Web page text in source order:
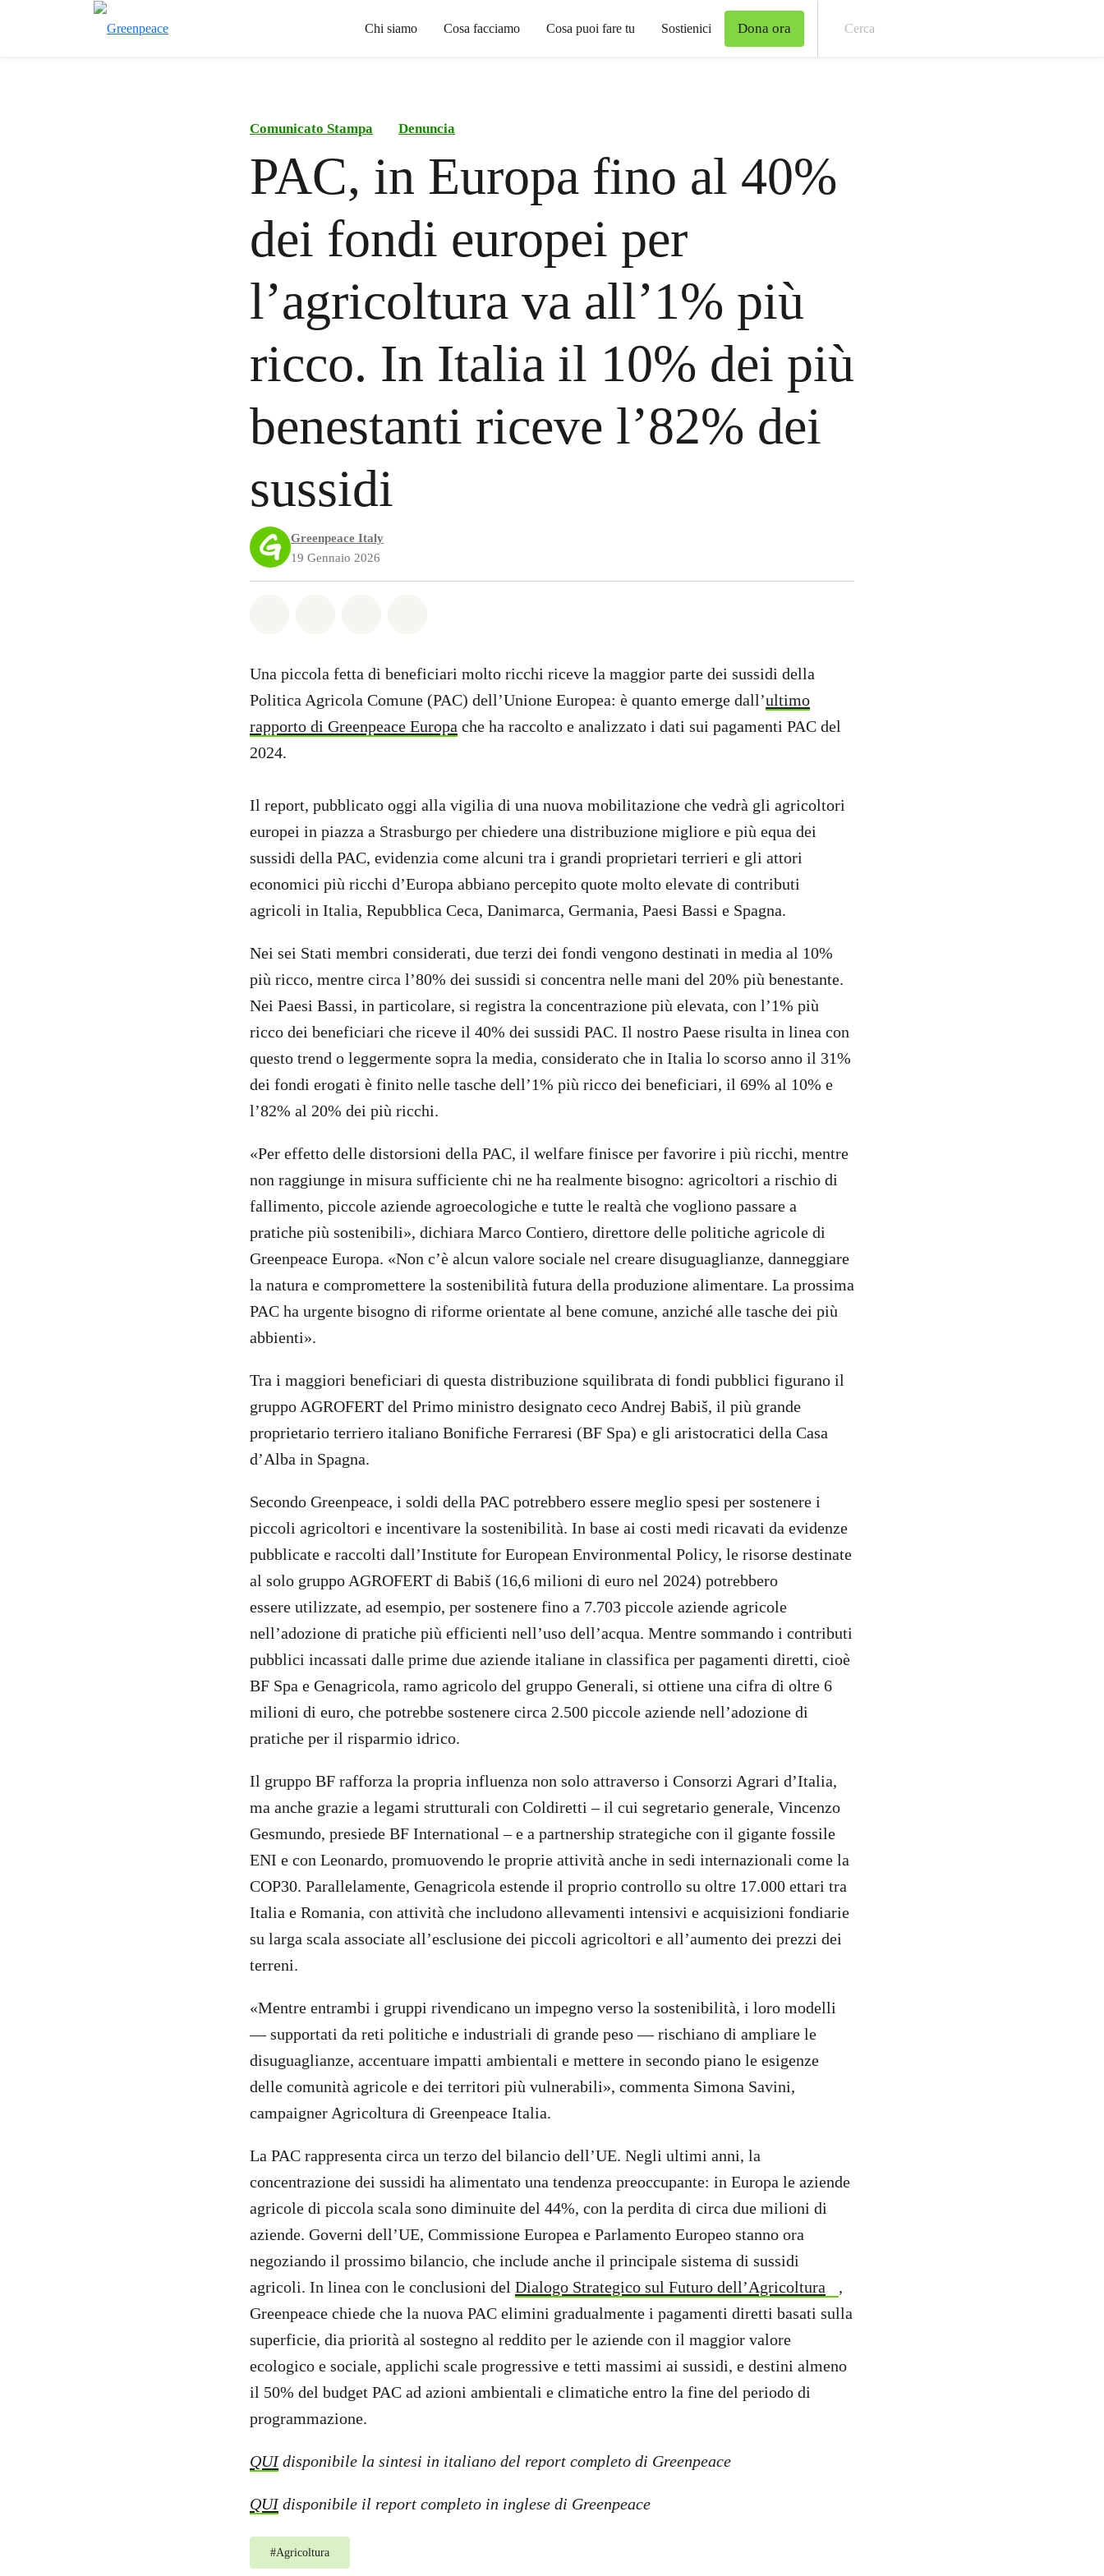
Chi siamo Cosa facciamo Cosa puoi fare tu Sostienici Dona ora
Comunicato Stampa Denuncia
PAC, in Europa fino al 40%
dei fondi europei per
l’agricoltura va all’1% più
ricco. In Italia il 10% dei più
benestanti riceve l’82% dei
sussidi
Greenpeace Italy
19 Gennaio 2026
Una piccola fetta di beneficiari molto ricchi riceve la maggior parte dei sussidi della
Politica Agricola Comune (PAC) dell’Unione Europea: è quanto emerge dall’ultimo
rapporto di Greenpeace Europa che ha raccolto e analizzato i dati sui pagamenti PAC del
2024.
Il report, pubblicato oggi alla vigilia di una nuova mobilitazione che vedrà gli agricoltori
europei in piazza a Strasburgo per chiedere una distribuzione migliore e più equa dei
sussidi della PAC, evidenzia come alcuni tra i grandi proprietari terrieri e gli attori
economici più ricchi d’Europa abbiano percepito quote molto elevate di contributi
agricoli in Italia, Repubblica Ceca, Danimarca, Germania, Paesi Bassi e Spagna.
Nei sei Stati membri considerati, due terzi dei fondi vengono destinati in media al 10%
più ricco, mentre circa l’80% dei sussidi si concentra nelle mani del 20% più benestante.
Nei Paesi Bassi, in particolare, si registra la concentrazione più elevata, con l’1% più
ricco dei beneficiari che riceve il 40% dei sussidi PAC. Il nostro Paese risulta in linea con
questo trend o leggermente sopra la media, considerato che in Italia lo scorso anno il 31%
dei fondi erogati è finito nelle tasche dell’1% più ricco dei beneficiari, il 69% al 10% e
l’82% al 20% dei più ricchi.
«Per effetto delle distorsioni della PAC, il welfare finisce per favorire i più ricchi, mentre
non raggiunge in misura sufficiente chi ne ha realmente bisogno: agricoltori a rischio di
fallimento, piccole aziende agroecologiche e tutte le realtà che vogliono passare a
pratiche più sostenibili», dichiara Marco Contiero, direttore delle politiche agricole di
Greenpeace Europa. «Non c’è alcun valore sociale nel creare disuguaglianze, danneggiare
la natura e compromettere la sostenibilità futura della produzione alimentare. La prossima
PAC ha urgente bisogno di riforme orientate al bene comune, anziché alle tasche dei più
abbienti».
Tra i maggiori beneficiari di questa distribuzione squilibrata di fondi pubblici figurano il
gruppo AGROFERT del Primo ministro designato ceco Andrej Babiš, il più grande
proprietario terriero italiano Bonifiche Ferraresi (BF Spa) e gli aristocratici della Casa
d’Alba in Spagna.
Secondo Greenpeace, i soldi della PAC potrebbero essere meglio spesi per sostenere i
piccoli agricoltori e incentivare la sostenibilità. In base ai costi medi ricavati da evidenze
pubblicate e raccolti dall’Institute for European Environmental Policy, le risorse destinate
al solo gruppo AGROFERT di Babiš (16,6 milioni di euro nel 2024) potrebbero
essere utilizzate, ad esempio, per sostenere fino a 7.703 piccole aziende agricole
nell’adozione di pratiche più efficienti nell’uso dell’acqua. Mentre sommando i contributi
pubblici incassati dalle prime due aziende italiane in classifica per pagamenti diretti, cioè
BF Spa e Genagricola, ramo agricolo del gruppo Generali, si ottiene una cifra di oltre 6
milioni di euro, che potrebbe sostenere circa 2.500 piccole aziende nell’adozione di
pratiche per il risparmio idrico.
Il gruppo BF rafforza la propria influenza non solo attraverso i Consorzi Agrari d’Italia,
ma anche grazie a legami strutturali con Coldiretti – il cui segretario generale, Vincenzo
Gesmundo, presiede BF International – e a partnership strategiche con il gigante fossile
ENI e con Leonardo, promuovendo le proprie attività anche in sedi internazionali come la
COP30. Parallelamente, Genagricola estende il proprio controllo su oltre 17.000 ettari tra
Italia e Romania, con attività che includono allevamenti intensivi e acquisizioni fondiarie
su larga scala associate all’esclusione dei piccoli agricoltori e all’aumento dei prezzi dei
terreni.
«Mentre entrambi i gruppi rivendicano un impegno verso la sostenibilità, i loro modelli
— supportati da reti politiche e industriali di grande peso — rischiano di ampliare le
disuguaglianze, accentuare impatti ambientali e mettere in secondo piano le esigenze
delle comunità agricole e dei territori più vulnerabili», commenta Simona Savini,
campaigner Agricoltura di Greenpeace Italia.
La PAC rappresenta circa un terzo del bilancio dell’UE. Negli ultimi anni, la
concentrazione dei sussidi ha alimentato una tendenza preoccupante: in Europa le aziende
agricole di piccola scala sono diminuite del 44%, con la perdita di circa due milioni di
aziende. Governi dell’UE, Commissione Europea e Parlamento Europeo stanno ora
negoziando il prossimo bilancio, che include anche il principale sistema di sussidi
agricoli. In linea con le conclusioni del Dialogo Strategico sul Futuro dell’Agricoltura
,
Greenpeace chiede che la nuova PAC elimini gradualmente i pagamenti diretti basati sulla
superficie, dia priorità al sostegno al reddito per le aziende con il maggior valore
ecologico e sociale, applichi scale progressive e tetti massimi ai sussidi, e destini almeno
il 50% del budget PAC ad azioni ambientali e climatiche entro la fine del periodo di
programmazione.
QUIdisponibile la sintesi in italiano del report completo di Greenpeace
QUIdisponibile il report completo in inglese di Greenpeace
#Agricoltura